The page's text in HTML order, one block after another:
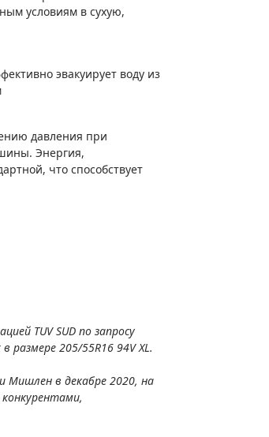
условиям в сухую,
эвакуирует воду из
давления при
Энергия,
что способствует
TUV SUD по запросу
205/55R16 94V XL.
Мишлен в декабре 2020, на